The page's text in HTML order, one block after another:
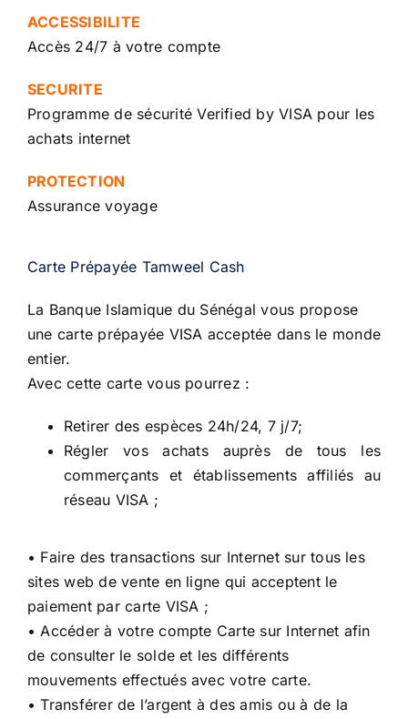
ACCESSIBILITE
Accès 24/7 à votre compte
SECURITE
Programme de sécurité Verified by VISA pour les
achats internet
PROTECTION
Assurance voyage
Carte Prépayée Tamweel Cash
La Banque Islamique du Sénégal vous propose
une carte prépayée VISA acceptée dans le monde
entier.
Avec cette carte vous pourrez :
Retirer des espèces 24h/24, 7 j/7;
Régler vos achats auprès de tous les
commerçants et établissements affiliés au
réseau VISA ;
• Faire des transactions sur Internet sur tous les
sites web de vente en ligne qui acceptent le
paiement par carte VISA ;
• Accéder à votre compte Carte sur Internet afin
de consulter le solde et les différents
mouvements effectués avec votre carte.
• Transférer de l’argent à des amis ou à de la